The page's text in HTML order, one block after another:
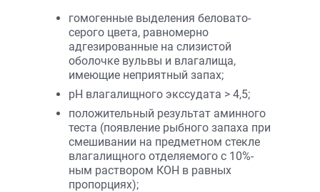
гомогенные выделения беловато-
серого цвета, равномерно
адгезированные на слизистой
оболочке вульвы и влагалища,
имеющие неприятный запах;
рН влагалищного экссудата > 4,5;
положительный результат аминного
теста (появление рыбного запаха при
смешивании на предметном стекле
влагалищного отделяемого с 10%-
ным раствором КОН в равных
пропорциях);